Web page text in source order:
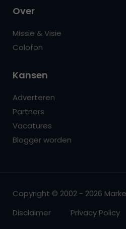
Over
Missie & Visie
Colofon
Kansen
Adverteren
Partners
Vacatures
Blogger worden
Copyright © 2002 - 2026
Disclaimer
Privacy Policy